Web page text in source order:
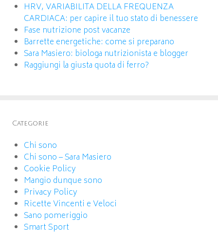
HRV, VARIABILITA DELLA FREQUENZA
CARDIACA: per capire il tuo stato di benessere
Fase nutrizione post vacanze
Barrette energetiche: come si preparano
Sara Masiero: biologa nutrizionista e blogger
Raggiungi la giusta quota di ferro?
Categorie
Chi sono
Chi sono – Sara Masiero
Cookie Policy
Mangio dunque sono
Privacy Policy
Ricette Vincenti e Veloci
Sano pomeriggio
Smart Sport